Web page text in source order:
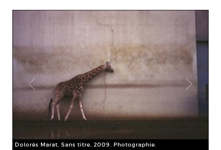
Dolorès Marat, Sans titre, 2009. Photographie.